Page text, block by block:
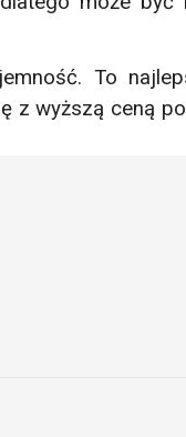
To
z wyższą ceną